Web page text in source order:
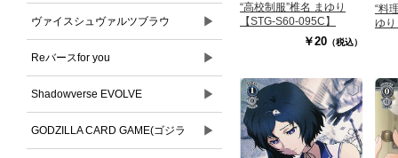
ヴァイスシュヴァルツブラウ ▶
Reバースfor you ▶
Shadowverse EVOLVE ▶
GODZILLA CARD GAME(ゴジラ ▶
“高校制服”椎名 まゆり
【STG-S60-095C】
￥20 （税込）
“料
ゆ